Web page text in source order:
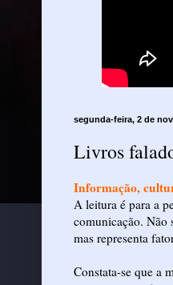
segunda-feira, 2 de
Livros
Informação,
A leitura é para a
comunicação. Não
mas representa
Constata-se que a